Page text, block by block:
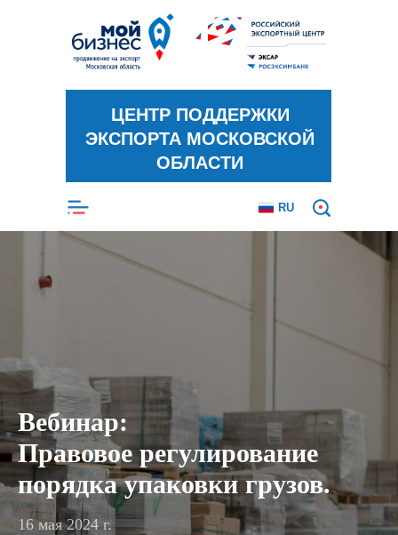
RU
ЦЕНТР ПОДДЕРЖКИ
ЭКСПОРТА МОСКОВСКОЙ
ОБЛАСТИ
Вебинар:
Правовое регулирование
порядка упаковки грузов.
16 мая 2024 г.